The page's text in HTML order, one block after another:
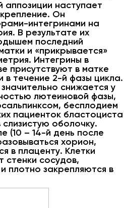
аппозиции наступает
Он
интегринами на
В результате их
последний
и «прикрывается»
Интегрины в
присутствуют в матке
в течение 2-й фазы цикла.
снижается у
лютеиновой фазы,
бесплодием
пациенток бластоциста
оболочку.
(10 – 14-й день после
хорион,
в плаценту. Клетки
сосудов,
плотно закрепляются в